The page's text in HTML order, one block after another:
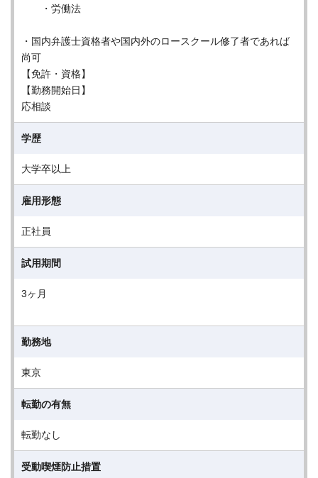
・労働法
・国内弁護士資格者や国内外のロースクール修了者であれば
尚可
【免許・資格】
【勤務開始日】
応相談
学歴
大学卒以上
雇用形態
正社員
試用期間
3ヶ月
勤務地
東京
転勤の有無
転勤なし
受動喫煙防止措置